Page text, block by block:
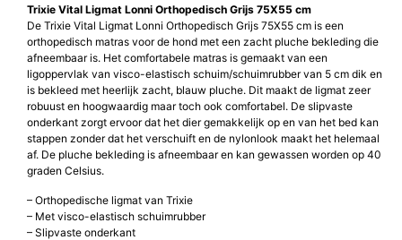
Trixie Vital Ligmat Lonni Orthopedisch Grijs 75X55 cm
De Trixie Vital Ligmat Lonni Orthopedisch Grijs 75X55 cm is een
orthopedisch matras voor de hond met een zacht pluche bekleding die
afneembaar is. Het comfortabele matras is gemaakt van een
ligoppervlak van visco-elastisch schuim/schuimrubber van 5 cm dik en
is bekleed met heerlijk zacht, blauw pluche. Dit maakt de ligmat zeer
robuust en hoogwaardig maar toch ook comfortabel. De slipvaste
onderkant zorgt ervoor dat het dier gemakkelijk op en van het bed kan
stappen zonder dat het verschuift en de nylonlook maakt het helemaal
af. De pluche bekleding is afneembaar en kan gewassen worden op 40
graden Celsius.
– Orthopedische ligmat van Trixie
– Met visco-elastisch schuimrubber
– Slipvaste onderkant